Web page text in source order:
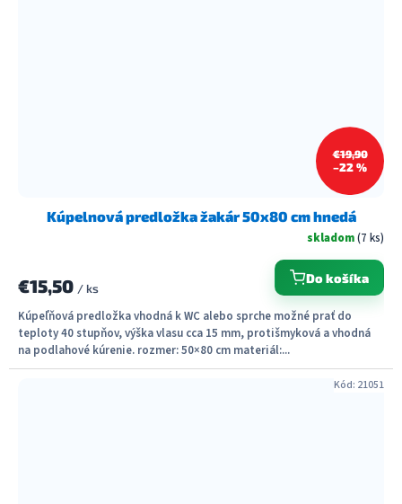
€19,90
–22 %
Kúpelnová predložka žakár 50x80 cm hnedá
skladom(7 ks)
€15,50 / ks
Do košíka
Kúpeľňová predložka vhodná k WC alebo sprche možné prať do
teploty 40 stupňov, výška vlasu cca 15 mm, protišmyková a vhodná
na podlahové kúrenie. rozmer: 50×80 cm materiál:...
Kód: 21051